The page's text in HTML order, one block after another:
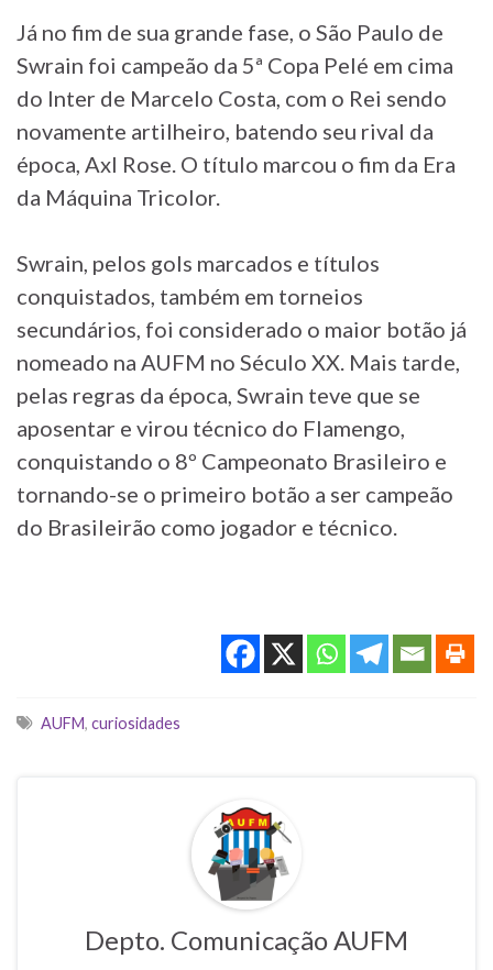
Já no fim de sua grande fase, o São Paulo de
Swrain foi campeão da 5ª Copa Pelé em cima
do Inter de Marcelo Costa, com o Rei sendo
novamente artilheiro, batendo seu rival da
época, Axl Rose. O título marcou o fim da Era
da Máquina Tricolor.
Swrain, pelos gols marcados e títulos
conquistados, também em torneios
secundários, foi considerado o maior botão já
nomeado na AUFM no Século XX. Mais tarde,
pelas regras da época, Swrain teve que se
aposentar e virou técnico do Flamengo,
conquistando o 8º Campeonato Brasileiro e
tornando-se o primeiro botão a ser campeão
do Brasileirão como jogador e técnico.
Tags
AUFM, curiosidades
Depto. Comunicação AUFM